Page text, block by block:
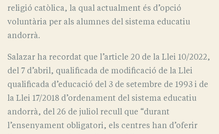
religió catòlica, la qual actualment és d’opció
voluntària per als alumnes del sistema educatiu
andorrà.
Salazar ha recordat que l’article 20 de la Llei 10/2022,
del 7 d’abril, qualificada de modificació de la Llei
qualificada d’educació del 3 de setembre de 1993 i de
la Llei 17/2018 d’ordenament del sistema educatiu
andorrà, del 26 de juliol recull que “durant
l’ensenyament obligatori, els centres han d’oferir